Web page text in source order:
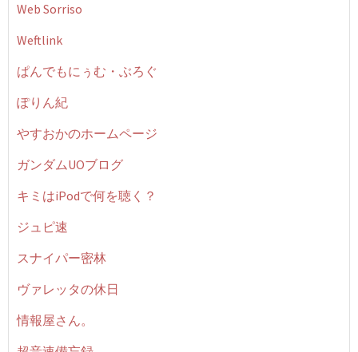
Web Sorriso
Weftlink
ぱんでもにぅむ・ぶろぐ
ぽりん紀
やすおかのホームページ
ガンダムUOブログ
キミはiPodで何を聴く？
ジュピ速
スナイパー密林
ヴァレッタの休日
情報屋さん。